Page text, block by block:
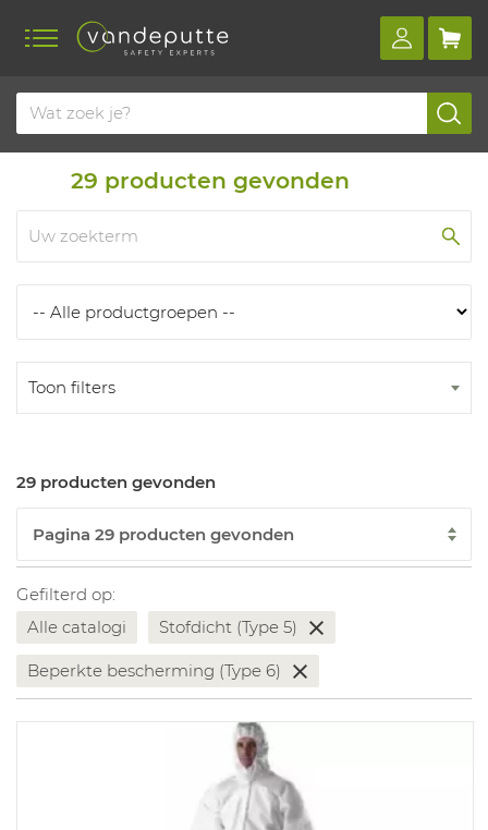
Home Producten
29 producten gevonden
Toon filters
29 producten gevonden
Gefilterd op:
Alle catalogi
Stofdicht (Type 5)
Beperkte bescherming (Type 6)